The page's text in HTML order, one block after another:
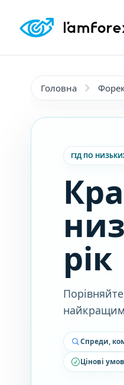
Головна
ГІД ПО
рік
Спреди,
Цінові